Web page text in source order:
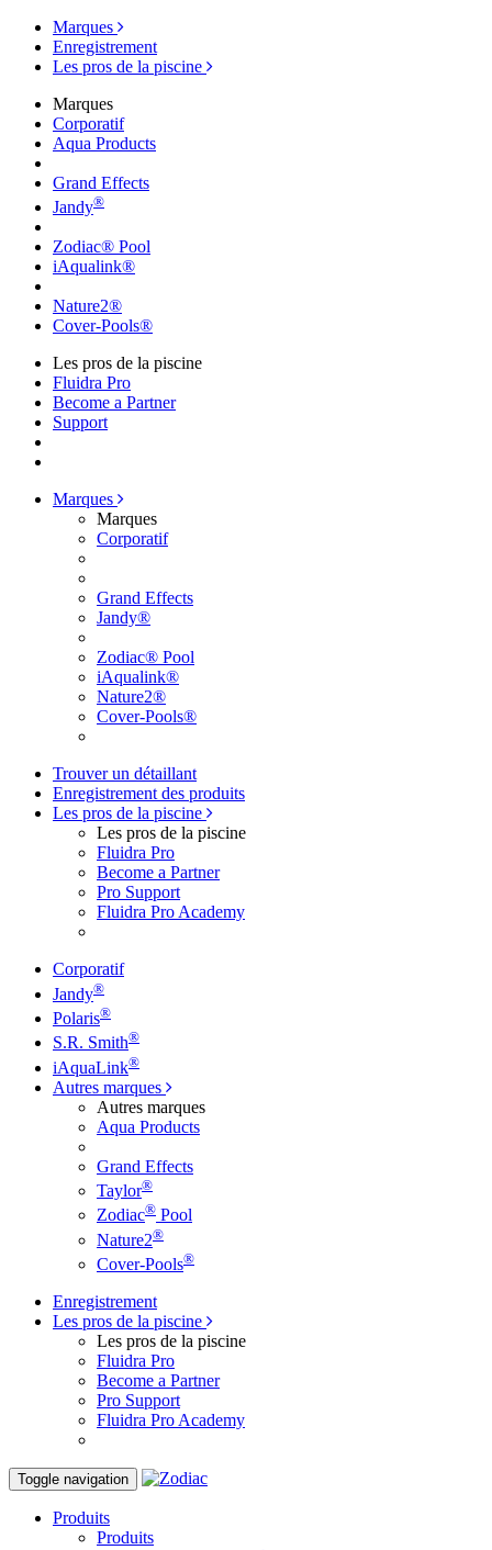
Marques
Enregistrement
Les pros de la piscine
Marques
Corporatif
Aqua Products
Grand Effects
Jandy®
Zodiac® Pool
iAqualink®
Nature2®
Cover-Pools®
Les pros de la piscine
Fluidra Pro
Become a Partner
Support
Marques
Marques
Corporatif
Grand Effects
Jandy®
Zodiac® Pool
iAqualink®
Nature2®
Cover-Pools®
Trouver un détaillant
Enregistrement des produits
Les pros de la piscine
Les pros de la piscine
Fluidra Pro
Become a Partner
Pro Support
Fluidra Pro Academy
Corporatif
Jandy®
Polaris®
S.R. Smith®
iAquaLink®
Autres marques
Autres marques
Aqua Products
Grand Effects
Taylor®
Zodiac® Pool
Nature2®
Cover-Pools®
Enregistrement
Les pros de la piscine
Les pros de la piscine
Fluidra Pro
Become a Partner
Pro Support
Fluidra Pro Academy
Toggle navigation
Produits
Produits